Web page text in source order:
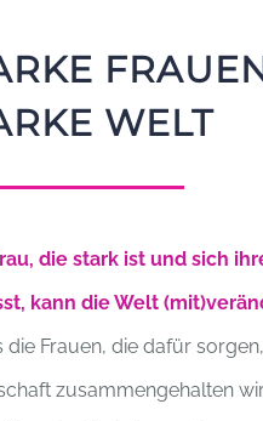
WELT
die stark ist und sich
kann die Welt
die Frauen, die dafür
zusammengehalten